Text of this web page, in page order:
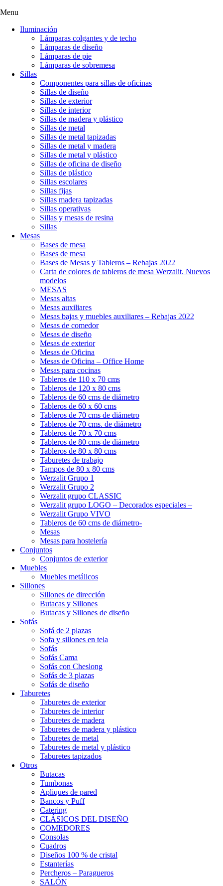
Menu
Iluminación
Lámparas colgantes y de techo
Lámparas de diseño
Lámparas de pie
Lámparas de sobremesa
Sillas
Componentes para sillas de oficinas
Sillas de diseño
Sillas de exterior
Sillas de interior
Sillas de madera y plástico
Sillas de metal
Sillas de metal tapizadas
Sillas de metal y madera
Sillas de metal y plástico
Sillas de oficina de diseño
Sillas de plástico
Sillas escolares
Sillas fijas
Sillas madera tapizadas
Sillas operativas
Sillas y mesas de resina
Sillas
Mesas
Bases de mesa
Bases de mesa
Bases de Mesas y Tableros – Rebajas 2022
Carta de colores de tableros de mesa Werzalit. Nuevos
modelos
MESAS
Mesas altas
Mesas auxiliares
Mesas bajas y muebles auxiliares – Rebajas 2022
Mesas de comedor
Mesas de diseño
Mesas de exterior
Mesas de Oficina
Mesas de Oficina – Office Home
Mesas para cocinas
Tableros de 110 x 70 cms
Tableros de 120 x 80 cms
Tableros de 60 cms de diámetro
Tableros de 60 x 60 cms
Tableros de 70 cms de diámetro
Tableros de 70 cms. de diámetro
Tableros de 70 x 70 cms
Tableros de 80 cms de diámetro
Tableros de 80 x 80 cms
Taburetes de trabajo
Tampos de 80 x 80 cms
Werzalit Grupo 1
Werzalit Grupo 2
Werzalit grupo CLASSIC
Werzalit grupo LOGO – Decorados especiales –
Werzalit Grupo VIVO
Tableros de 60 cms de diámetro-
Mesas
Mesas para hostelería
Conjuntos
Conjuntos de exterior
Muebles
Muebles metálicos
Sillones
Sillones de dirección
Butacas y Sillones
Butacas y Sillones de diseño
Sofás
Sofá de 2 plazas
Sofa y sillones en tela
Sofás
Sofás Cama
Sofás con Cheslong
Sofás de 3 plazas
Sofás de diseño
Taburetes
Taburetes de exterior
Taburetes de interior
Taburetes de madera
Taburetes de madera y plástico
Taburetes de metal
Taburetes de metal y plástico
Taburetes tapizados
Otros
Butacas
Tumbonas
Apliques de pared
Bancos y Puff
Catering
CLÁSICOS DEL DISEÑO
COMEDORES
Consolas
Cuadros
Diseños 100 % de cristal
Estanterías
Percheros – Paragueros
SALÓN